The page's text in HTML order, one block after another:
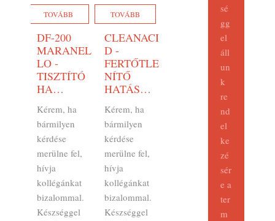
TOVÁBB TOVÁBB
DF-200
MARANEL
LO -
TISZTÍTÓ
HA…
Kérem, ha
bármilyen
kérdése
merülne fel,
hívja
kollégánkat
bizalommal.
Készséggel
CLEANACI
D -
FERTŐTLE
NÍTŐ
HATÁS…
Kérem, ha
bármilyen
kérdése
merülne fel,
hívja
kollégánkat
bizalommal.
Készséggel
sé
gg
el
áll
un
k
re
nd
el
ke
zé
sér
e a
ter
m